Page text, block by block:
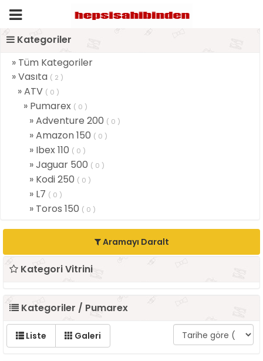
Kategoriler
» Tüm Kategoriler
» Vasıta ( 2 )
» ATV ( 0 )
» Pumarex ( 0 )
» Adventure 200 ( 0 )
» Amazon 150 ( 0 )
» Ibex 110 ( 0 )
» Jaguar 500 ( 0 )
» Kodi 250 ( 0 )
» L7 ( 0 )
» Toros 150 ( 0 )
Aramayı Daralt
Kategori Vitrini
Kategoriler / Pumarex
Liste Galeri